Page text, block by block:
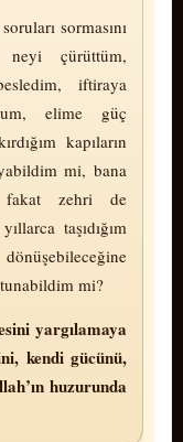
sormasını
çürüttüm,
iftiraya
elime güç
kapıların
mi, bana
fakat zehri de
taşıdığım
mi?
yargılamaya
kendi gücünü,
huzurunda